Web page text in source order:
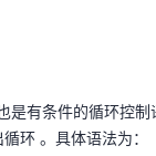
是有条件的循环控制
环 。具体语法为：